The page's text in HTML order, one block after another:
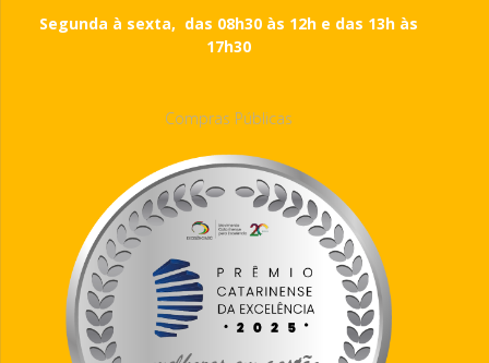
Segunda à sexta, das 08h30 às 12h e das 13h às
17h30
Compras Públicas